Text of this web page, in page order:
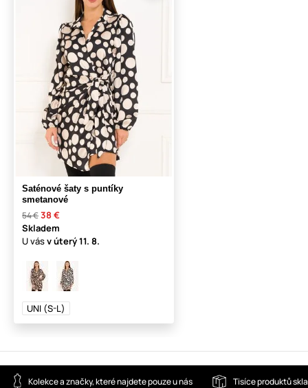
Saténové šaty s puntíky
smetanové
54 €38 €
Skladem
U vásv úterý11. 8.
UNI (S-L)
Kolekce a značky, které najdete pouze u nás Tisíce produktů